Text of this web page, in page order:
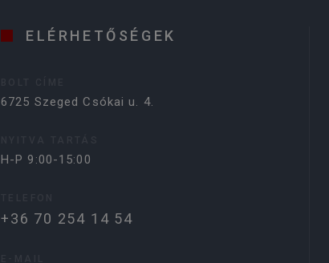
ELÉRHETŐSÉGEK
6725 Szeged Csókai u. 4.
H-P 9:00-15:00
+36 70 254 14 54